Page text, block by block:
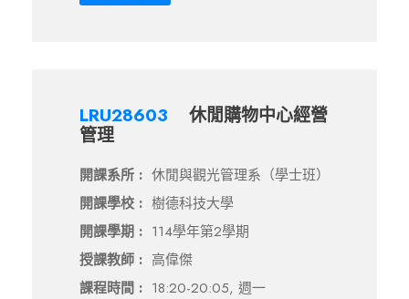
LRU28603
休閒購物中心經營
管理
開課系所 : 休閒與觀光管理系（學士班）
開課學校 : 樹德科技大學
開課學期 : 114學年第2學期
授課教師 : 高偉傑
課程時間 : 18:20-20:05, 週一